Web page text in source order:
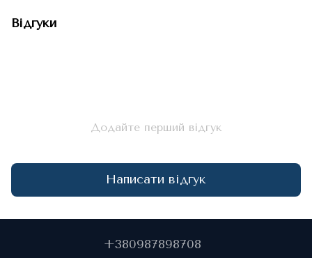
Відгуки
Додайте перший відгук
Написати відгук
+380987898708